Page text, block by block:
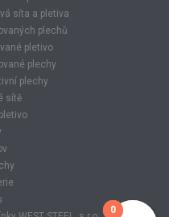
síta a pletiva
plechů
pletivo
plechy
plechy
sítě
0
0